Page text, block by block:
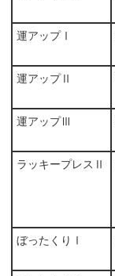
運アップⅠ
運アップⅡ
運アップⅢ
ラッキープレスⅡ
ぼったくりⅠ